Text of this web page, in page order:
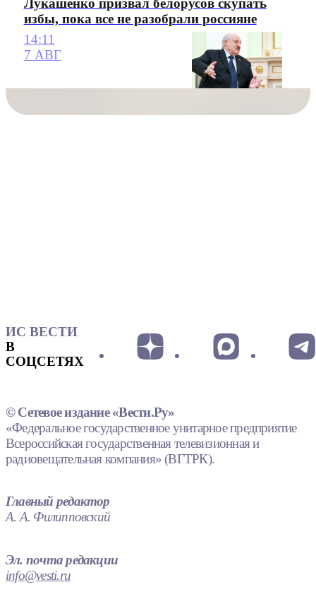
Лукашенко призвал белорусов скупать
избы, пока все не разобрали россияне
14:11
7 АВГ
ИС ВЕСТИ
В
СОЦСЕТЯХ
© Сетевое издание «Вести.Ру»
«Федеральное государственное унитарное предприятие
Всероссийская государственная телевизионная и
радиовещательная компания» (ВГТРК).
Главный редактор
А. А. Филипповский
Эл. почта редакции
info@vesti.ru